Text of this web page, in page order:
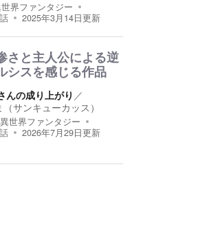
界ファンタジー
話 2025年3月14日更新
さと主人公による逆
シスを感じる作品
んの成り上がり ／
サンキューカッス）
異世界ファンタジー
話 2026年7月29日更新